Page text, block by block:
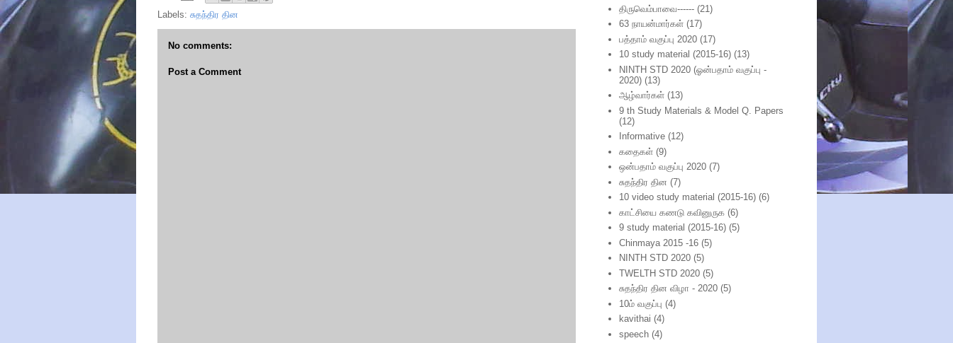
Labels: சுதந்திர தின
No comments:
Post a Comment
திருவெம்பாவை------ (21)
63 நாயன்மார்கள் (17)
பத்தாம் வகுப்பு 2020 (17)
10 study material (2015-16) (13)
NINTH STD 2020 (ஓன்பதாம் வகுப்பு -
2020) (13)
ஆழ்வார்கள் (13)
9 th Study Materials & Model Q. Papers
(12)
Informative (12)
கதைகள் (9)
ஒன்பதாம் வகுப்பு 2020 (7)
சுதந்திர தின (7)
10 video study material (2015-16) (6)
காட்சியை கணடு கவினுருக (6)
9 study material (2015-16) (5)
Chinmaya 2015 -16 (5)
NINTH STD 2020 (5)
TWELTH STD 2020 (5)
சுதந்திர தின விழா - 2020 (5)
10ம் வகுப்பு (4)
kavithai (4)
speech (4)